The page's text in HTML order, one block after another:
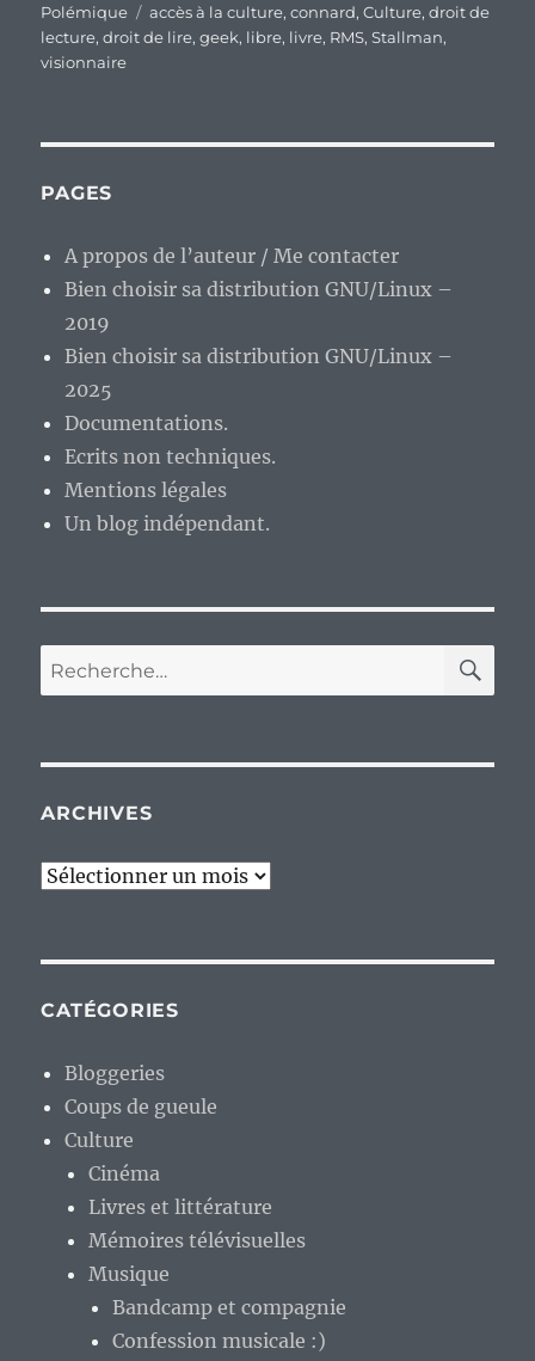
le
Polémique
Étiquettes
accès à la culture,connard,Culture,droit de
lecture,droit de lire,geek, libre, livre, RMS,Stallman,
visionnaire
PAGES
A propos de l’auteur / Me contacter
Bien choisir sa distribution GNU/Linux –
2019
Bien choisir sa distribution GNU/Linux –
2025
Documentations.
Ecrits non techniques.
Mentions légales
Un blog indépendant.
Recherche
pour :
ARCHIVES
Archives
CATÉGORIES
Bloggeries
Coups de gueule
Culture
Cinéma
Livres et littérature
Mémoires télévisuelles
Musique
Bandcamp et compagnie
Confession musicale :)